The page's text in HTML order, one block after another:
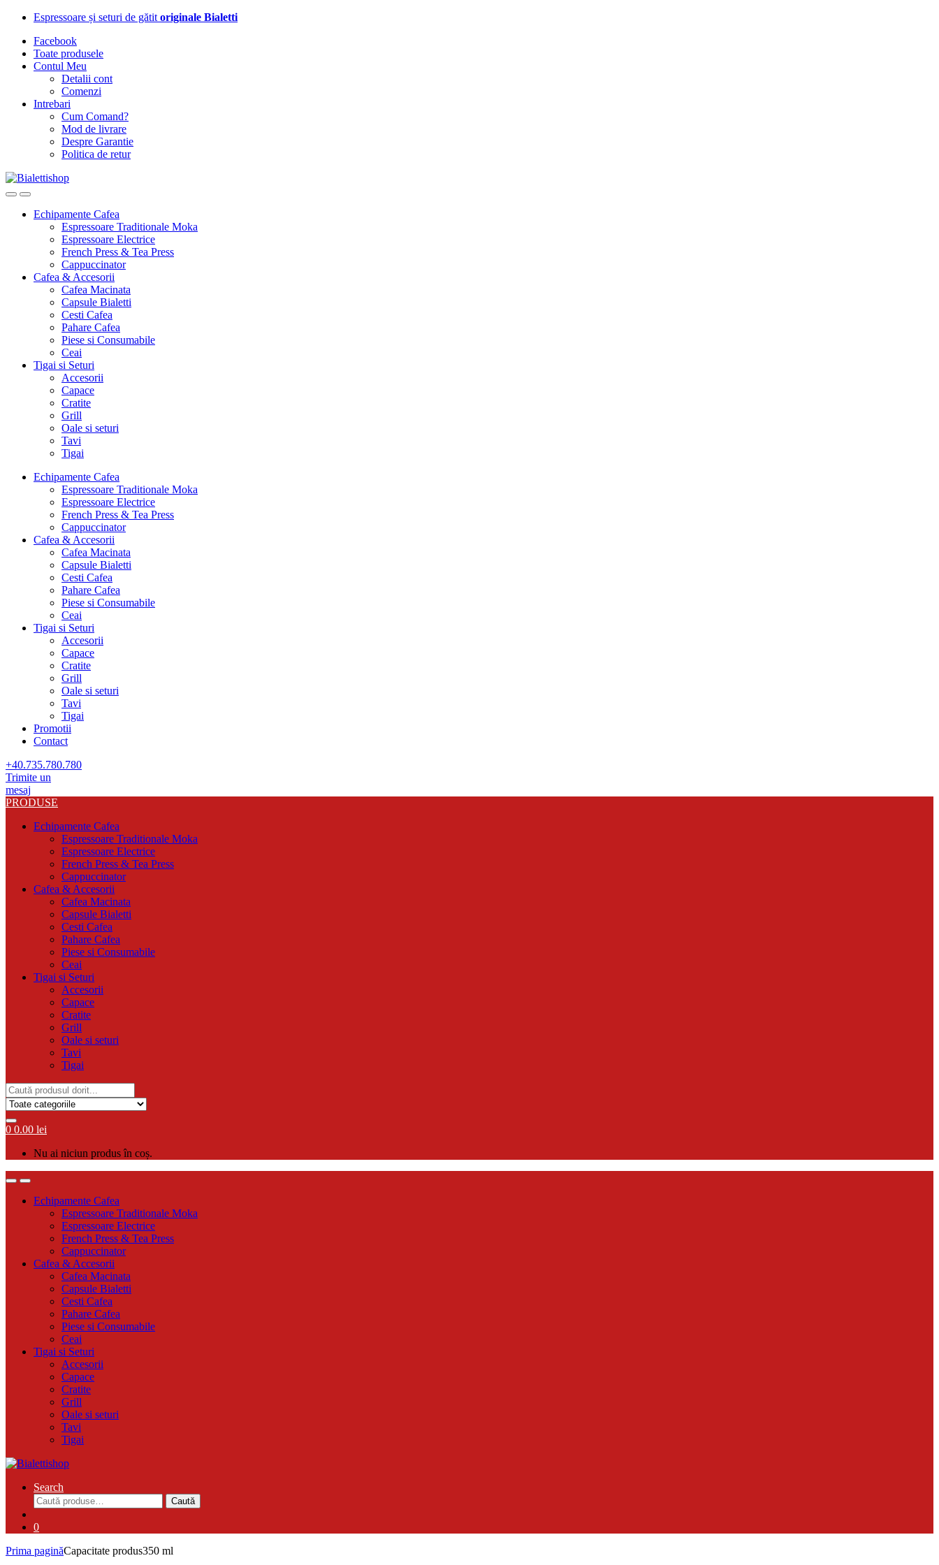
Skip
navigation
Skip
content
Espressoare și seturi de gătit originale Bialetti
Facebook
Toate produsele
Contul Meu
Detalii cont
Comenzi
Intrebari
Cum Comand?
Mod de livrare
Despre Garantie
Politica de retur
Echipamente Cafea
Espressoare Traditionale Moka
Espressoare Electrice
French Press & Tea Press
Cappuccinator
Cafea & Accesorii
Cafea Macinata
Capsule Bialetti
Cesti Cafea
Pahare Cafea
Piese si Consumabile
Ceai
Tigai si Seturi
Accesorii
Capace
Cratite
Grill
Oale si seturi
Tavi
Tigai
Echipamente Cafea
Espressoare Traditionale Moka
Espressoare Electrice
French Press & Tea Press
Cappuccinator
Cafea & Accesorii
Cafea Macinata
Capsule Bialetti
Cesti Cafea
Pahare Cafea
Piese si Consumabile
Ceai
Tigai si Seturi
Accesorii
Capace
Cratite
Grill
Oale si seturi
Tavi
Tigai
Promotii
Contact
+40.735.780.780
Trimite un
mesaj
PRODUSE
Echipamente Cafea
Espressoare Traditionale Moka
Espressoare Electrice
French Press & Tea Press
Cappuccinator
Cafea & Accesorii
Cafea Macinata
Capsule Bialetti
Cesti Cafea
Pahare Cafea
Piese si Consumabile
Ceai
Tigai si Seturi
Accesorii
Capace
Cratite
Grill
Oale si seturi
Tavi
Tigai
Search
for:
0 0.00 lei
Nu ai niciun produs în coș.
Echipamente Cafea
Espressoare Traditionale Moka
Espressoare Electrice
French Press & Tea Press
Cappuccinator
Cafea & Accesorii
Cafea Macinata
Capsule Bialetti
Cesti Cafea
Pahare Cafea
Piese si Consumabile
Ceai
Tigai si Seturi
Accesorii
Capace
Cratite
Grill
Oale si seturi
Tavi
Tigai
Search
Caută
după:
Caută
0
Prima paginăCapacitate produs350 ml